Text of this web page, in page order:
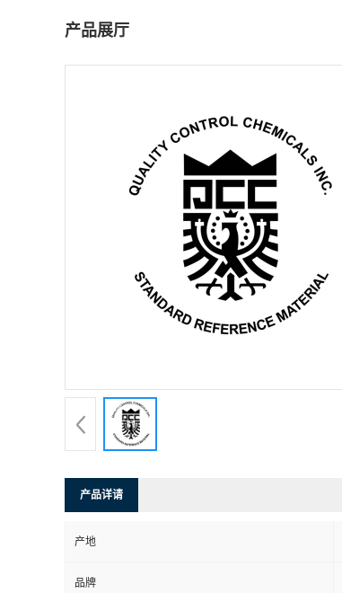
产品展厅
产品详请
产地
品牌